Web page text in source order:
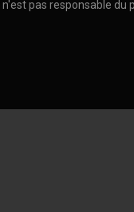
pas responsable du